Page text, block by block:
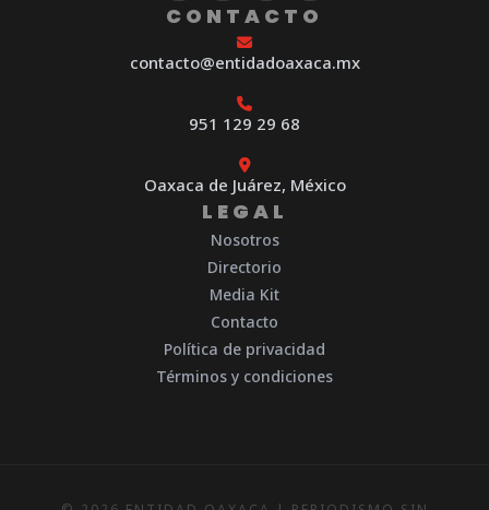
CONTACTO
contacto@entidadoaxaca.mx
951 129 29 68
Oaxaca de Juárez, México
LEGAL
Nosotros
Directorio
Media Kit
Contacto
Política de privacidad
Términos y condiciones